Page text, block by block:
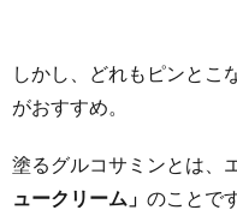
しかし、どれもピンとこ
がおすすめ。
塗るグルコサミンとは、
ュークリーム」 のことで